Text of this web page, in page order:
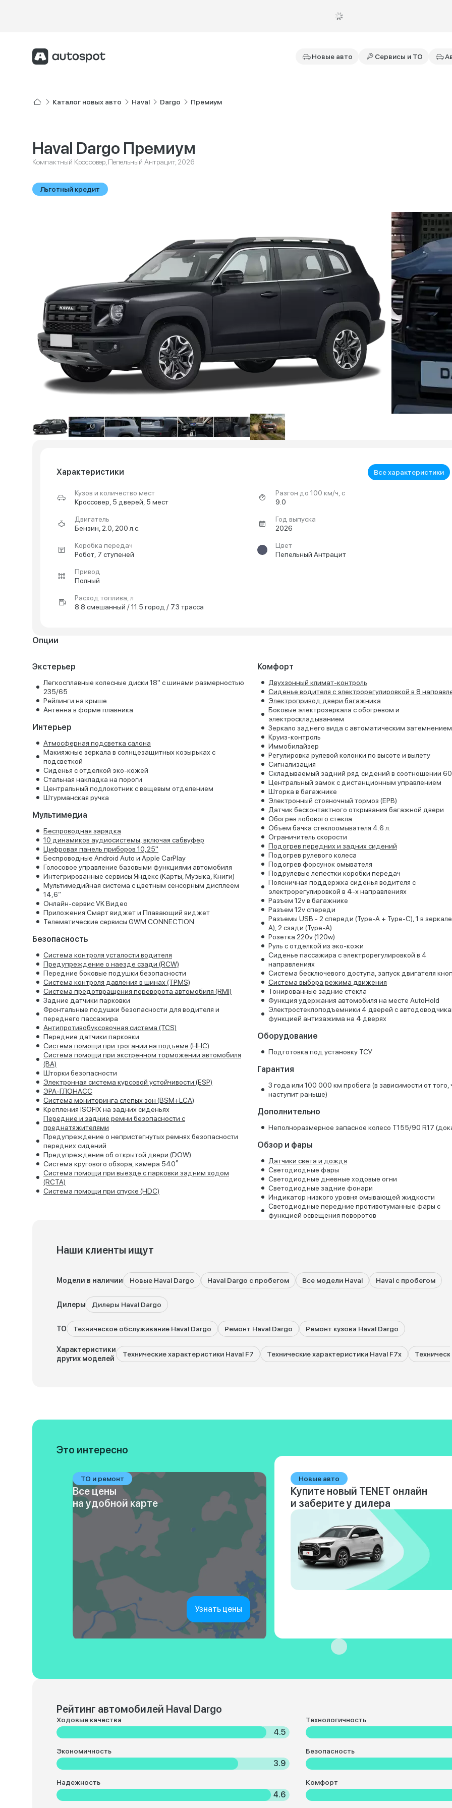
Новые авто Сервисы и ТО
Каталог новых авто Haval Dargo Премиум
Haval Dargo Премиум
Компактный Кроссовер, Пепельный Антрацит, 2026
Льготный кредит
Характеристики Все характеристики
Кузов и количество мест
Кроссовер, 5 дверей, 5 мест
Двигатель
Бензин, 2.0, 200 л.с.
Коробка передач
Робот, 7 ступеней
Привод
Полный
Расход топлива, л
8.8 смешанный / 11.5 город / 7.3 трасса
Разгон до 100 км/ч, с
9.0
Год выпуска
2026
Цвет
Пепельный Антрацит
Опции
Экстерьер
Легкосплавные колесные диски 18" с шинами размерностью
235/65
Рейлинги на крыше
Антенна в форме плавника
Интерьер
Атмосферная подсветка салона
Макияжные зеркала в солнцезащитных козырьках с
подсветкой
Сиденья с отделкой эко-кожей
Стальная накладка на пороги
Центральный подлокотник с вещевым отделением
Штурманская ручка
Мультимедиа
Беспроводная зарядка
10 динамиков аудиосистемы, включая сабвуфер
Цифровая панель приборов 10,25"
Беспроводные Android Auto и Apple CarPlay
Голосовое управление базовыми функциями автомобиля
Интегрированные сервисы Яндекс (Карты, Музыка, Книги)
Мультимедийная система с цветным сенсорным дисплеем
14,6”
Онлайн-сервис VK Видео
Приложения Смарт виджет и Плавающий виджет
Телематические сервисы GWM CONNECTION
Безопасность
Система контроля усталости водителя
Предупреждение о наезде сзади (RCW)
Передние боковые подушки безопасности
Система контроля давления в шинах (TPMS)
Система предотвращения переворота автомобиля (RMI)
Задние датчики парковки
Фронтальные подушки безопасности для водителя и
переднего пассажира
Антипротивобуксовочная система (TCS)
Передние датчики парковки
Система помощи при трогании на подъеме (HHC)
Система помощи при экстренном торможении автомобиля
(BA)
Шторки безопасности
Электронная система курсовой устойчивости (ESP)
ЭРА-ГЛОНАСС
Cистема мониторинга слепых зон (BSM+LCA)
Крепления ISOFIX на задних сиденьях
Передние и задние ремни безопасности с
преднатяжителями
Предупреждение о непристегнутых ремнях безопасности
передних сидений
Предупреждение об открытой двери (DOW)
Система кругового обзора, камера 540⁰
Система помощи при выезде с парковки задним ходом
(RCTA)
Система помощи при спуске (HDC)
Комфорт
Двухзонный климат-контроль
Сиденье водителя с электрорегулировкой в 8
Электропривод двери багажника
Боковые электрозеркала с обогревом и
электроскладыванием
Зеркало заднего вида с автоматическим затемнением
Круиз-контроль
Иммобилайзер
Регулировка рулевой колонки по высоте и вылету
Сигнализация
Складываемый задний ряд сидений в соотношении
Центральный замок с дистанционным управлением
Шторка в багажнике
Электронный стояночный тормоз (EPB)
Датчик бесконтактного открывания багажной двери
Обогрев лобового стекла
Объем бачка стеклоомывателя 4.6 л.
Ограничитель скорости
Подогрев передних и задних сидений
Подогрев рулевого колеса
Подогрев форсунок омывателя
Подрулевые лепестки коробки передач
Поясничная поддержка сиденья водителя с
электрорегулировкой в 4-х направлениях
Разъем 12v в багажнике
Разъем 12v спереди
Разъемы USB - 2 спереди (Type-A + Type-C), 1 в
A), 2 сзади (Type-A)
Розетка 220v (120w)
Руль с отделкой из эко-кожи
Сиденье пассажира с электрорегулировкой в 4
направлениях
Система бесключевого доступа, запуск двигателя
Система выбора режима движения
Тонированные задние стекла
Функция удержания автомобиля на месте AutoHold
Электростеклоподъемники 4 дверей с
функцией антизажима на 4 дверях
Оборудование
Подготовка под установку ТСУ
Гарантия
3 года или 100 000 км пробега (в зависимости от того,
наступит раньше)
Дополнительно
Неполноразмерное запасное колесо T155/90 R17
Обзор и фары
Датчики света и дождя
Светодиодные фары
Светодиодные дневные ходовые огни
Светодиодные задние фонари
Индикатор низкого уровня омывающей жидкости
Светодиодные передние противотуманные фары с
функцией освещения поворотов
Наши клиенты ищут
Модели в наличии Новые Haval Dargo Haval Dargo с пробегом Все модели Haval Haval с пробегом
Дилеры Дилеры Haval Dargo
ТО Техническое обслуживание Haval Dargo Ремонт Haval Dargo Ремонт кузова Haval Dargo
Характеристики
других моделей
Технические характеристики Haval F7 Технические характеристики Haval F7x
Это интересно
ТО и ремонт
Все цены
на удобной карте
Узнать цены
Новые авто
Купите новый TENET онлайн
и заберите у дилера
Рейтинг автомобилей Haval Dargo
Ходовые качества
4.5
Технологичность
Экономичность
3.9
Безопасность
Надежность
4.6
Комфорт